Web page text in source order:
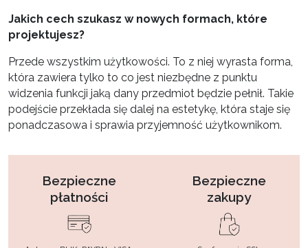
Jakich cech szukasz w nowych formach, które
projektujesz?
Przede wszystkim użytkowości. To z niej wyrasta forma,
która zawiera tylko to co jest niezbędne z punktu
widzenia funkcji jaką dany przedmiot będzie pełnił. Takie
podejście przekłada się dalej na estetykę, która staje się
ponadczasowa i sprawia przyjemność użytkownikom.
Bezpieczne
płatności
Bezpieczne
zakupy